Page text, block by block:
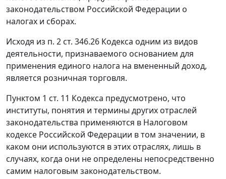
законодательством Российской Федерации о
налогах и сборах.
Исходя из п. 2 ст. 346.26 Кодекса одним из видов
деятельности, признаваемого основанием для
применения единого налога на вмененный доход,
является розничная торговля.
Пунктом 1 ст. 11 Кодекса предусмотрено, что
институты, понятия и термины других отраслей
законодательства применяются в Налоговом
кодексе Российской Федерации в том значении, в
каком они используются в этих отраслях, лишь в
случаях, когда они не определены непосредственно
самим налоговым законодательством.